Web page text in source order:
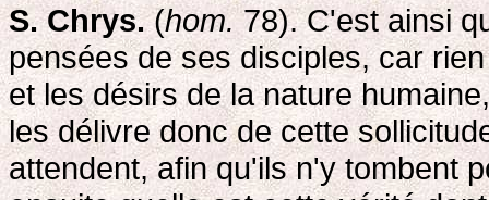
S. Chrys.(hom.78). C'est ainsi
pensées de ses disciples, car
et les désirs de la nature
les délivre donc de cette
attendent, afin qu'ils n'y tombent